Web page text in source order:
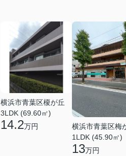
横浜市青葉区榎が丘
3LDK (69.60㎡)
14.2万円
横浜市青葉区梅
1LDK (45.90㎡)
13万円